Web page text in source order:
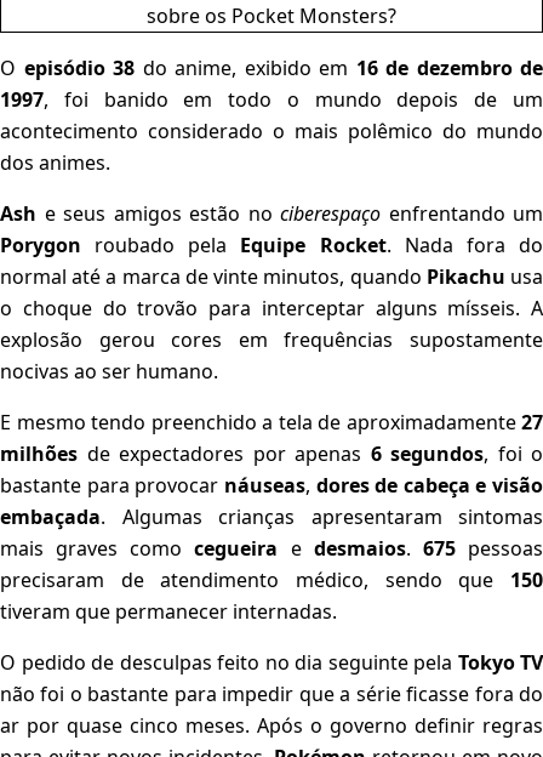
O episódio 38 do anime, exibido em 16 de dezembro de
1997, foi banido em todo o mundo depois de um
acontecimento considerado o mais polêmico do mundo
dos animes.
Ash e seus amigos estão no ciberespaço enfrentando um
Porygon roubado pela Equipe Rocket. Nada fora do
normal até a marca de vinte minutos, quando Pikachu usa
o choque do trovão para interceptar alguns mísseis. A
explosão gerou cores em frequências supostamente
nocivas ao ser humano.
E mesmo tendo preenchido a tela de aproximadamente27
milhões de expectadores por apenas 6 segundos, foi o
bastante para provocar náuseas, dores de cabeça e visão
embaçada. Algumas crianças apresentaram sintomas
mais graves comocegueira e desmaios. 675pessoas
precisaram de atendimento médico, sendo que 150
tiveram que permanecer internadas.
O pedido de desculpas feito no dia seguinte pela Tokyo TV
não foi o bastante para impedir que a série ficasse fora do
ar por quase cinco meses. Após o governo definir regras